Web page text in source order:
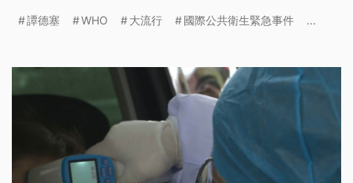
肺炎疫情蔓延全球，世界衛生組織秘書長譚德塞在台
危險，呼籲世界各國，團結起來對抗病毒。 譚德塞
也強調，世界各國除了鎖國措施
譚德塞 WHO 大流行 國際公共衛生緊急事件 ...